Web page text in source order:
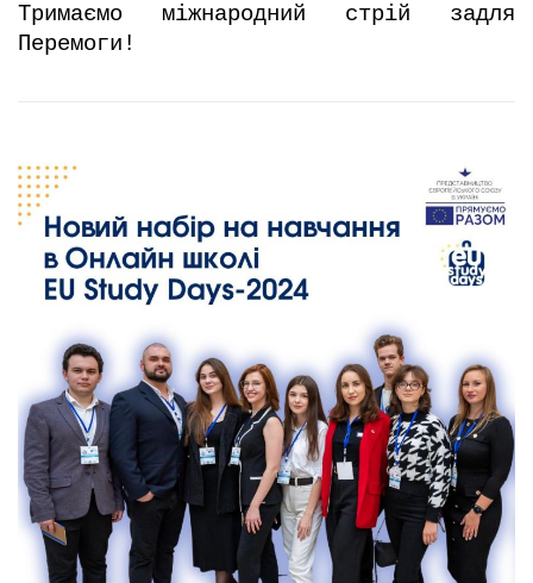
Тримаємо міжнародний стрій задля
Перемоги!